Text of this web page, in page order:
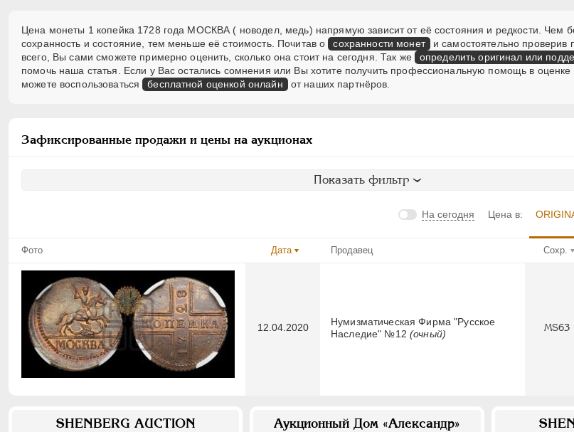
Цена монеты 1 копейка 1728 года МОСКВА ( новодел, медь) напрямую зависит от её состояния и редкости. Чем
сохранность и состояние, тем меньше её стоимость. Почитав о сохранности монет и самостоятельно проверив
всего, Вы сами сможете примерно оценить, сколько она стоит на сегодня. Так же
определить оригинал или
помочь наша статья. Если у Вас остались сомнения или Вы хотите получить профессиональную помощь в
можете воспользоваться бесплатной оценкой онлайн от наших партнёров.
Зафиксированные продажи и цены на аукционах
Показать фильтр
На сегодня Цена в:
Фото Дата Продавец Сохр.
12.04.2020
Нумизматическая Фирма "Русское
Наследие" №12 (очный)
MS63
SHENBERG AUCTION Аукционный Дом «Александр»